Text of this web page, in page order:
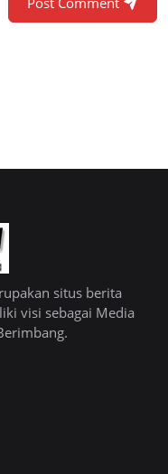
situs berita
visi sebagai Media